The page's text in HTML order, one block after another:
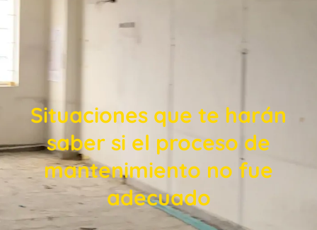
Situaciones que te harán
saber si el proceso de
mantenimiento no fue
adecuado